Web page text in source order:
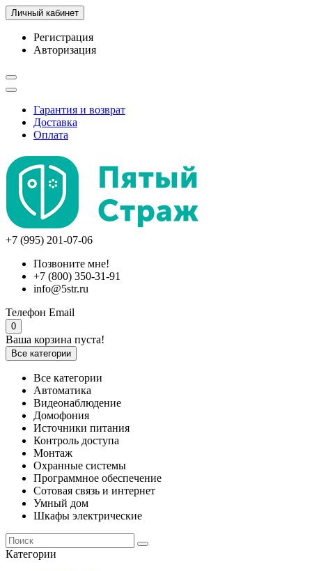
Личный кабинет
Регистрация
Авторизация
Гарантия и возврат
Доставка
Оплата
+7 (995) 201-07-06
Позвоните мне!
+7 (800) 350-31-91
info@5str.ru
Телефон Email
0
Ваша корзина пуста!
Все категории
Все категории
Автоматика
Видеонаблюдение
Домофония
Источники питания
Контроль доступа
Монтаж
Охранные системы
Программное обеспечение
Сотовая связь и интернет
Умный дом
Шкафы электрические
Категории